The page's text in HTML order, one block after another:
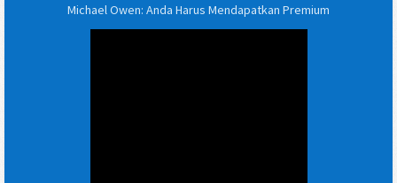
Michael Owen: Anda Harus Mendapatkan Premium